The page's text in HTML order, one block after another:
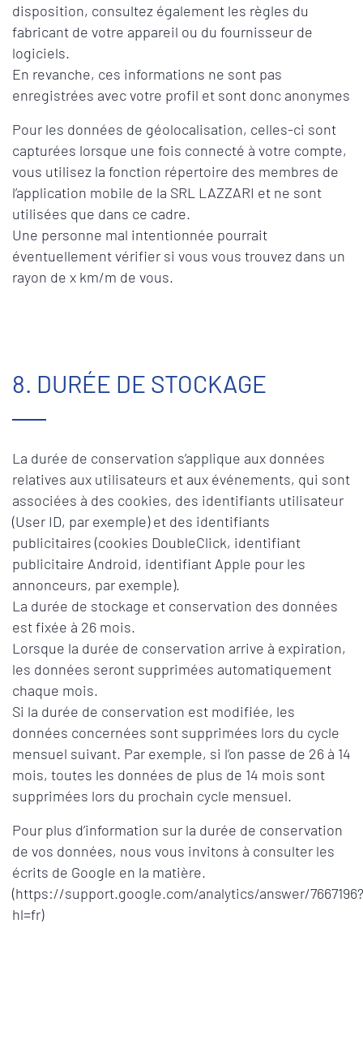
disposition, consultez également les règles du
fabricant de votre appareil ou du fournisseur de
logiciels.
En revanche, ces informations ne sont pas
enregistrées avec votre profil et sont donc anonymes
Pour les données de géolocalisation, celles-ci sont
capturées lorsque une fois connecté à votre compte,
vous utilisez la fonction répertoire des membres de
l’application mobile de la SRL LAZZARI et ne sont
utilisées que dans ce cadre.
Une personne mal intentionnée pourrait
éventuellement vérifier si vous vous trouvez dans un
rayon de x km/m de vous.
8. DURÉE DE STOCKAGE
La durée de conservation s’applique aux données
relatives aux utilisateurs et aux événements, qui sont
associées à des cookies, des identifiants utilisateur
(User ID, par exemple) et des identifiants
publicitaires (cookies DoubleClick, identifiant
publicitaire Android, identifiant Apple pour les
annonceurs, par exemple).
La durée de stockage et conservation des données
est fixée à 26 mois.
Lorsque la durée de conservation arrive à expiration,
les données seront supprimées automatiquement
chaque mois.
Si la durée de conservation est modifiée, les
données concernées sont supprimées lors du cycle
mensuel suivant. Par exemple, si l’on passe de 26 à 14
mois, toutes les données de plus de 14 mois sont
supprimées lors du prochain cycle mensuel.
Pour plus d’information sur la durée de conservation
de vos données, nous vous invitons à consulter les
écrits de Google en la matière.
(https://support.google.com/analytics/answer/7667196?
hl=fr)